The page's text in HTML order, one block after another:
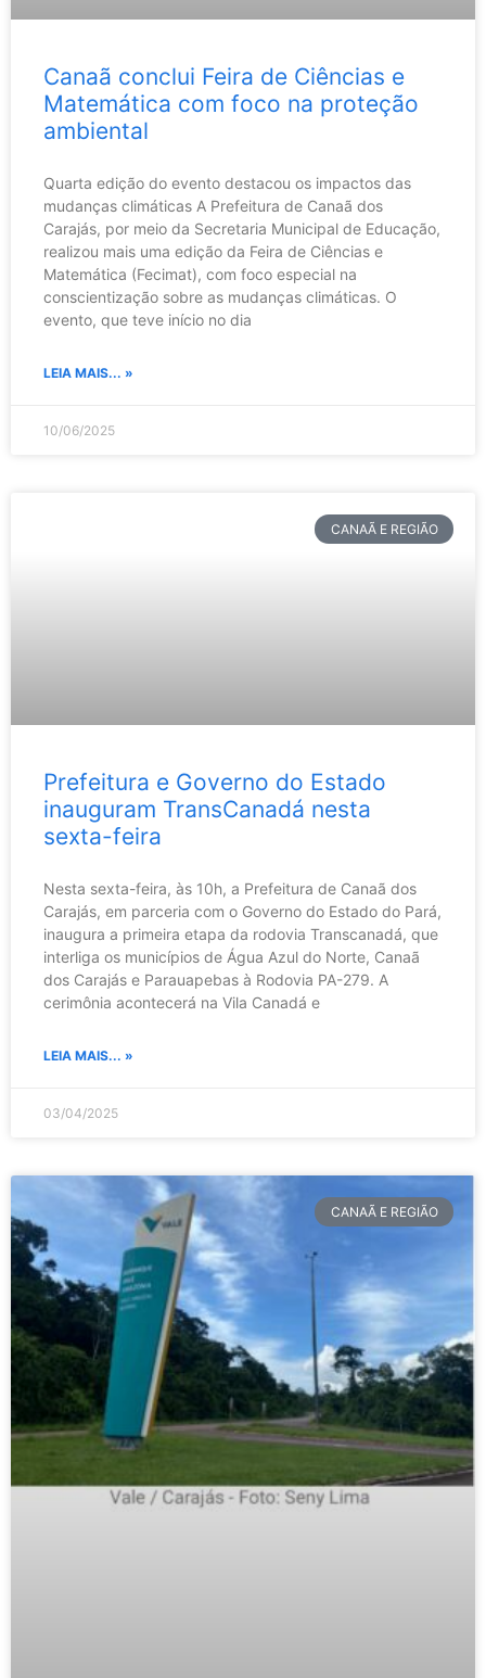
Canaã conclui Feira de Ciências e
Matemática com foco na proteção
ambiental
Quarta edição do evento destacou os impactos das
mudanças climáticas A Prefeitura de Canaã dos
Carajás, por meio da Secretaria Municipal de Educação,
realizou mais uma edição da Feira de Ciências e
Matemática (Fecimat), com foco especial na
conscientização sobre as mudanças climáticas. O
evento, que teve início no dia
LEIA MAIS... »
10/06/2025
CANAÃ E REGIÃO
Prefeitura e Governo do Estado
inauguram TransCanadá nesta
sexta-feira
Nesta sexta-feira, às 10h, a Prefeitura de Canaã dos
Carajás, em parceria com o Governo do Estado do Pará,
inaugura a primeira etapa da rodovia Transcanadá, que
interliga os municípios de Água Azul do Norte, Canaã
dos Carajás e Parauapebas à Rodovia PA-279. A
cerimônia acontecerá na Vila Canadá e
LEIA MAIS... »
03/04/2025
CANAÃ E REGIÃO